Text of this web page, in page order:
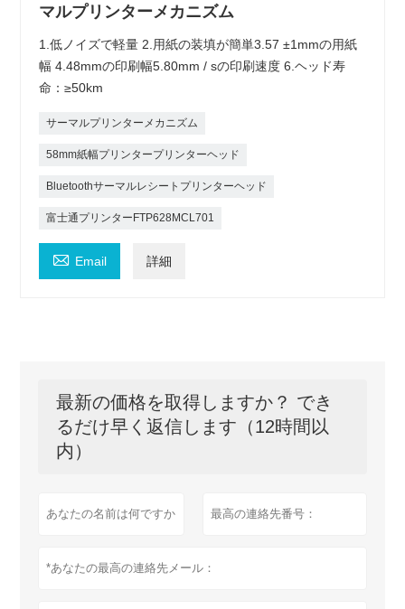
マルプリンターメカニズム
1.低ノイズで軽量 2.用紙の装填が簡単3.57 ±1mmの用紙
幅 4.48mmの印刷幅5.80mm / sの印刷速度 6.ヘッド寿
命：≥50km
サーマルプリンターメカニズム
58mm紙幅プリンタープリンターヘッド
Bluetoothサーマルレシートプリンターヘッド
富士通プリンターFTP628MCL701
 Email 詳細
最新の価格を取得しますか？ でき
るだけ早く返信します（12時間以
内）